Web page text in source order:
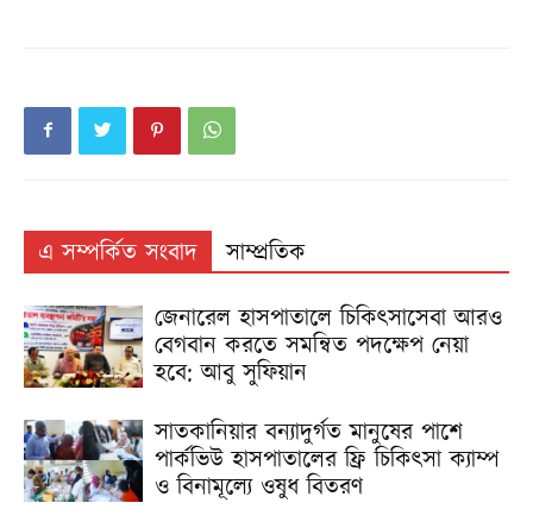
এ সম্পর্কিত সংবাদ
সাম্প্রতিক
জেনারেল হাসপাতালে চিকিৎসাসেবা আরও
বেগবান করতে সমন্বিত পদক্ষেপ নেয়া
হবে: আবু সুফিয়ান
সাতকানিয়ার বন্যাদুর্গত মানুষের পাশে
পার্কভিউ হাসপাতালের ফ্রি চিকিৎসা ক্যাম্প
ও বিনামূল্যে ওষুধ বিতরণ